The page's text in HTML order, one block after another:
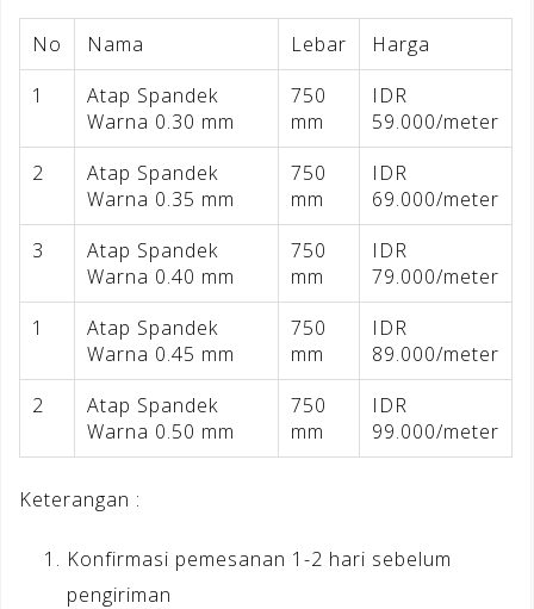
No Nama Lebar
Harga
1
Atap Spandek
Warna 0.30 mm
750
mm
IDR
59.000/meter
2
Atap Spandek
Warna 0.35 mm
750
mm
IDR
69.000/meter
3
Atap Spandek
Warna 0.40 mm
750
mm
IDR
79.000/meter
1
Atap Spandek
Warna 0.45 mm
750
mm
IDR
89.000/meter
2
Atap Spandek
Warna 0.50 mm
750
mm
IDR
99.000/meter
Keterangan :
Konfirmasi pemesanan 1-2 hari sebelum
pengiriman